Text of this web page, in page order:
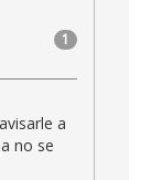
1
a
no se